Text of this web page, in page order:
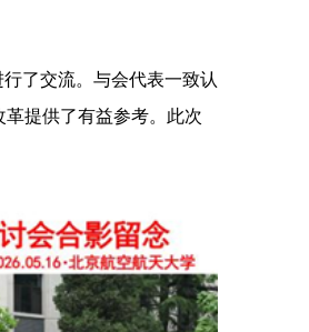
了交流。与会代表一致认
提供了有益参考。此次